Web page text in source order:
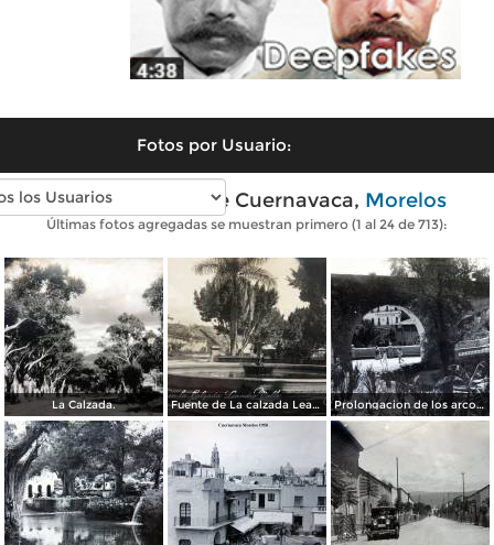
Fotos por Usuario:
Fotos antiguas de Cuernavaca, Morelos
Últimas fotos agregadas se muestran primero (1 al 24 de 713):
La Calzada. Fuente de La calzada Leandro Valle. Prolongacion de los arcos de Guadalupe.